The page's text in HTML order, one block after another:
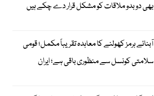
بھی دوبدو ملاقات کو مشکل قرار دے چکے ہیں
آبنائے ہرمز کھولنے کا معاہدہ تقریباً مکمل؛ قومی
سلامتی کونسل سے منظوری باقی ہے؛ ایران